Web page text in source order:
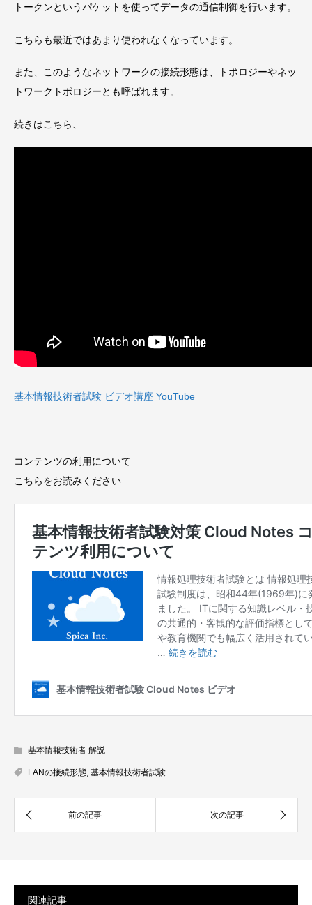
トークンというパケットを使ってデータの通信制御を行います。
こちらも最近ではあまり使われなくなっています。
また、このようなネットワークの接続形態は、トポロジーやネッ
トワークトポロジーとも呼ばれます。
続きはこちら、
基本情報技術者試験 ビデオ講座 YouTube
コンテンツの利用について
こちらをお読みください
基本情報技術者 解説
LANの接続形態, 基本情報技術者試験
関連記事